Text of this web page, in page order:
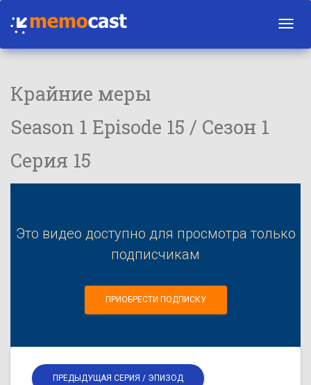
Крайние меры
Season 1 Episode 15 / Сезон 1
Серия 15
Это видео доступно для просмотра только
подписчикам
ПРИОБРЕСТИ ПОДПИСКУ
ПРЕДЫДУЩАЯ СЕРИЯ / ЭПИЗОД